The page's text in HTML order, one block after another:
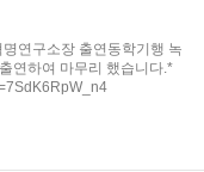
연구소장 출연동학기행 녹
연하여 마무리 했습니다.*